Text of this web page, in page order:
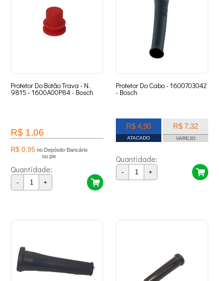
Protetor Do Botão Trava - N.
9815 - 1600A00P84 - Bosch
R$ 1,06
R$ 0,95 no Depósito Bancário
ou pix
Quantidade:
- +
Protetor Do Cabo - 1600703042
- Bosch
R$ 4,90
ATACADO
R$ 7,32
VAREJO
Quantidade:
- +